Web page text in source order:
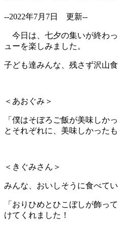
--2022年7月7日 更新--
今日は、七夕の集いが終わ
ューを楽しみました。
子ども達みんな、残さず沢山食
＜あおぐみ＞
「僕はそぼろご飯が美味しか
とそれぞれに、美味しかった
＜きぐみさん＞
みんな、おいしそうに食べてい
「おりひめとひこぼしが飾っ
けてくれました！